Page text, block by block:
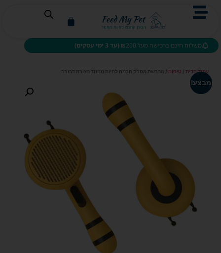
משלוח חינם ברכישה מעל ₪200 (עד 3 ימי עסקים)
עמוד הבית / טיפוח / מברשת מסרק חכמה לחיות מחמד בצורת דבורה
מבצע!